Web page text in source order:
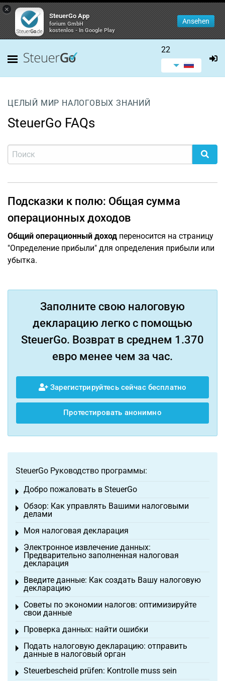
×
SteuerGo App
forium GmbH
kostenlos - In Google Play
Ansehen
22
ЦЕЛЫЙ МИР НАЛОГОВЫХ ЗНАНИЙ
SteuerGo FAQs
Подсказки к полю: Общая сумма
операционных доходов
Общий операционный доход переносится на страницу
"Определение прибыли" для определения прибыли или
убытка.
Заполните свою налоговую
декларацию легко с помощью
SteuerGo. Возврат в среднем 1.370
евро менее чем за час.
Зарегистрируйтесь сейчас бесплатно
Протестировать анонимно
SteuerGo Руководство программы:
Добро пожаловать в SteuerGo
Toggle menu
Обзор: Как управлять Вашими налоговыми
делами
Toggle menu
Моя налоговая декларация
Toggle menu
Электронное извлечение данных:
Предварительно заполненная налоговая
декларация
Toggle menu
Введите данные: Как создать Вашу налоговую
декларацию
Toggle menu
Советы по экономии налогов: оптимизируйте
свои данные
Toggle menu
Проверка данных: найти ошибки
Toggle menu
Подать налоговую декларацию: отправить
данные в налоговый орган
Toggle menu
Steuerbescheid prüfen: Kontrolle muss sein
Toggle menu